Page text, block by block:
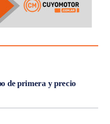
de primera y precio